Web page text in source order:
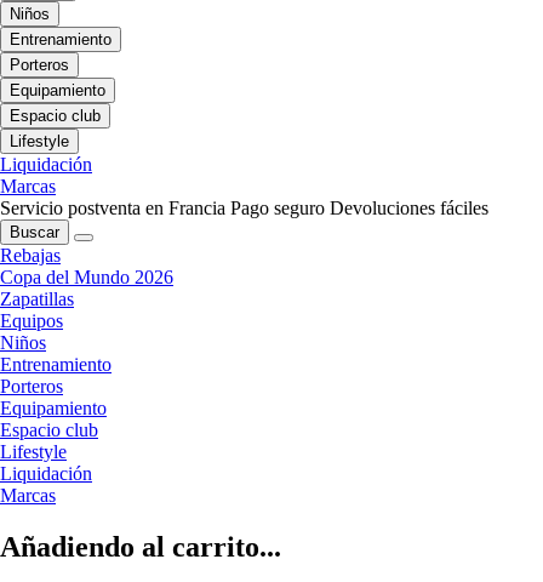
Niños
Entrenamiento
Porteros
Equipamiento
Espacio club
Lifestyle
Liquidación
Marcas
Servicio postventa en Francia Pago seguro Devoluciones fáciles
Buscar
Rebajas
Copa del Mundo 2026
Zapatillas
Equipos
Niños
Entrenamiento
Porteros
Equipamiento
Espacio club
Lifestyle
Liquidación
Marcas
Añadiendo al carrito...